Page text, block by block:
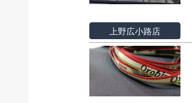
上野広小路店